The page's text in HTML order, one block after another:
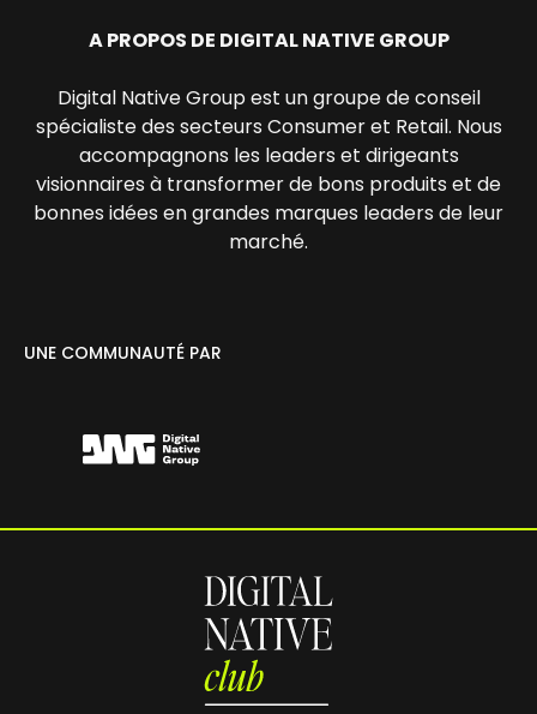
A PROPOS DE DIGITAL NATIVE GROUP
Digital Native Group est un groupe de conseil
spécialiste des secteurs Consumer et Retail. Nous
accompagnons les leaders et dirigeants
visionnaires à transformer de bons produits et de
bonnes idées en grandes marques leaders de leur
marché.
UNE COMMUNAUTÉ PAR